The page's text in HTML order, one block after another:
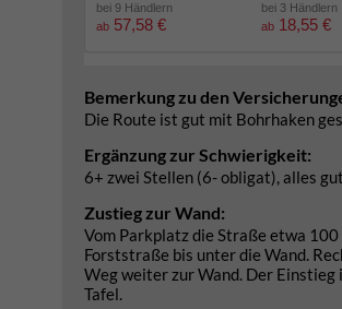
bei 9 Händlern
ab 57,58 €
bei 3 Händlern
ab 18,55 €
Bemerkung zu den
Die Route ist gut mit Bohrhaken
Ergänzung zur Schwierigkeit:
6+ zwei Stellen (6- obligat), alles
Zustieg zur Wand:
Vom Parkplatz die Straße etwa
Forststraße bis unter die Wand.
Weg weiter zur Wand. Der Einstieg
Tafel.